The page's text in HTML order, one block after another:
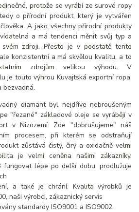
protože se vyrábí ze surové ropy
o přírodní produkt, který je vytvářen
A jako všechny přírodní produkty
a má tendenci měnit svůj typ a
zdroji. Přesto je v podstatě tento
konzistentní a má skvělou kvalitu, a to
zdrojům velikou výhodu. V
je touto výhrou Kuvajtská exportní ropa,
bezvadná.
diamant byl nejdříve nebroušeným
"řezané" základové oleje se vyrábějí v
v Nizozemí. Zde "dobrušujeme" náš
procesem, při kterém se odstraňují
zůstává čistý, čirý a oxidačně velmi
je velmi ceněna našimi zákazníky.
fungovat lépe po delší dobu, prodlužuje
a také je chrání. Kvalita výrobků je
naši výrobci, zákaznický servis
standardy ISO9001 a ISO9002.